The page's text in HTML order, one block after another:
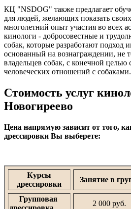
КЦ "NSDOG" также предлагает
для людей, желающих показать
многолетний опыт участия во всех
кинологи - добросовестные и
собак, которые разработают подход
основанный на вознаграждении, не
владельцев собак, с конечной целью
человеческих отношений с собаками.
Стоимость услуг
Новогиреево
Цена напрямую зависит от того,
дрессировки Вы выберете:
Курсы
дрессировки
Занятие в
Групповая
2 000 руб.